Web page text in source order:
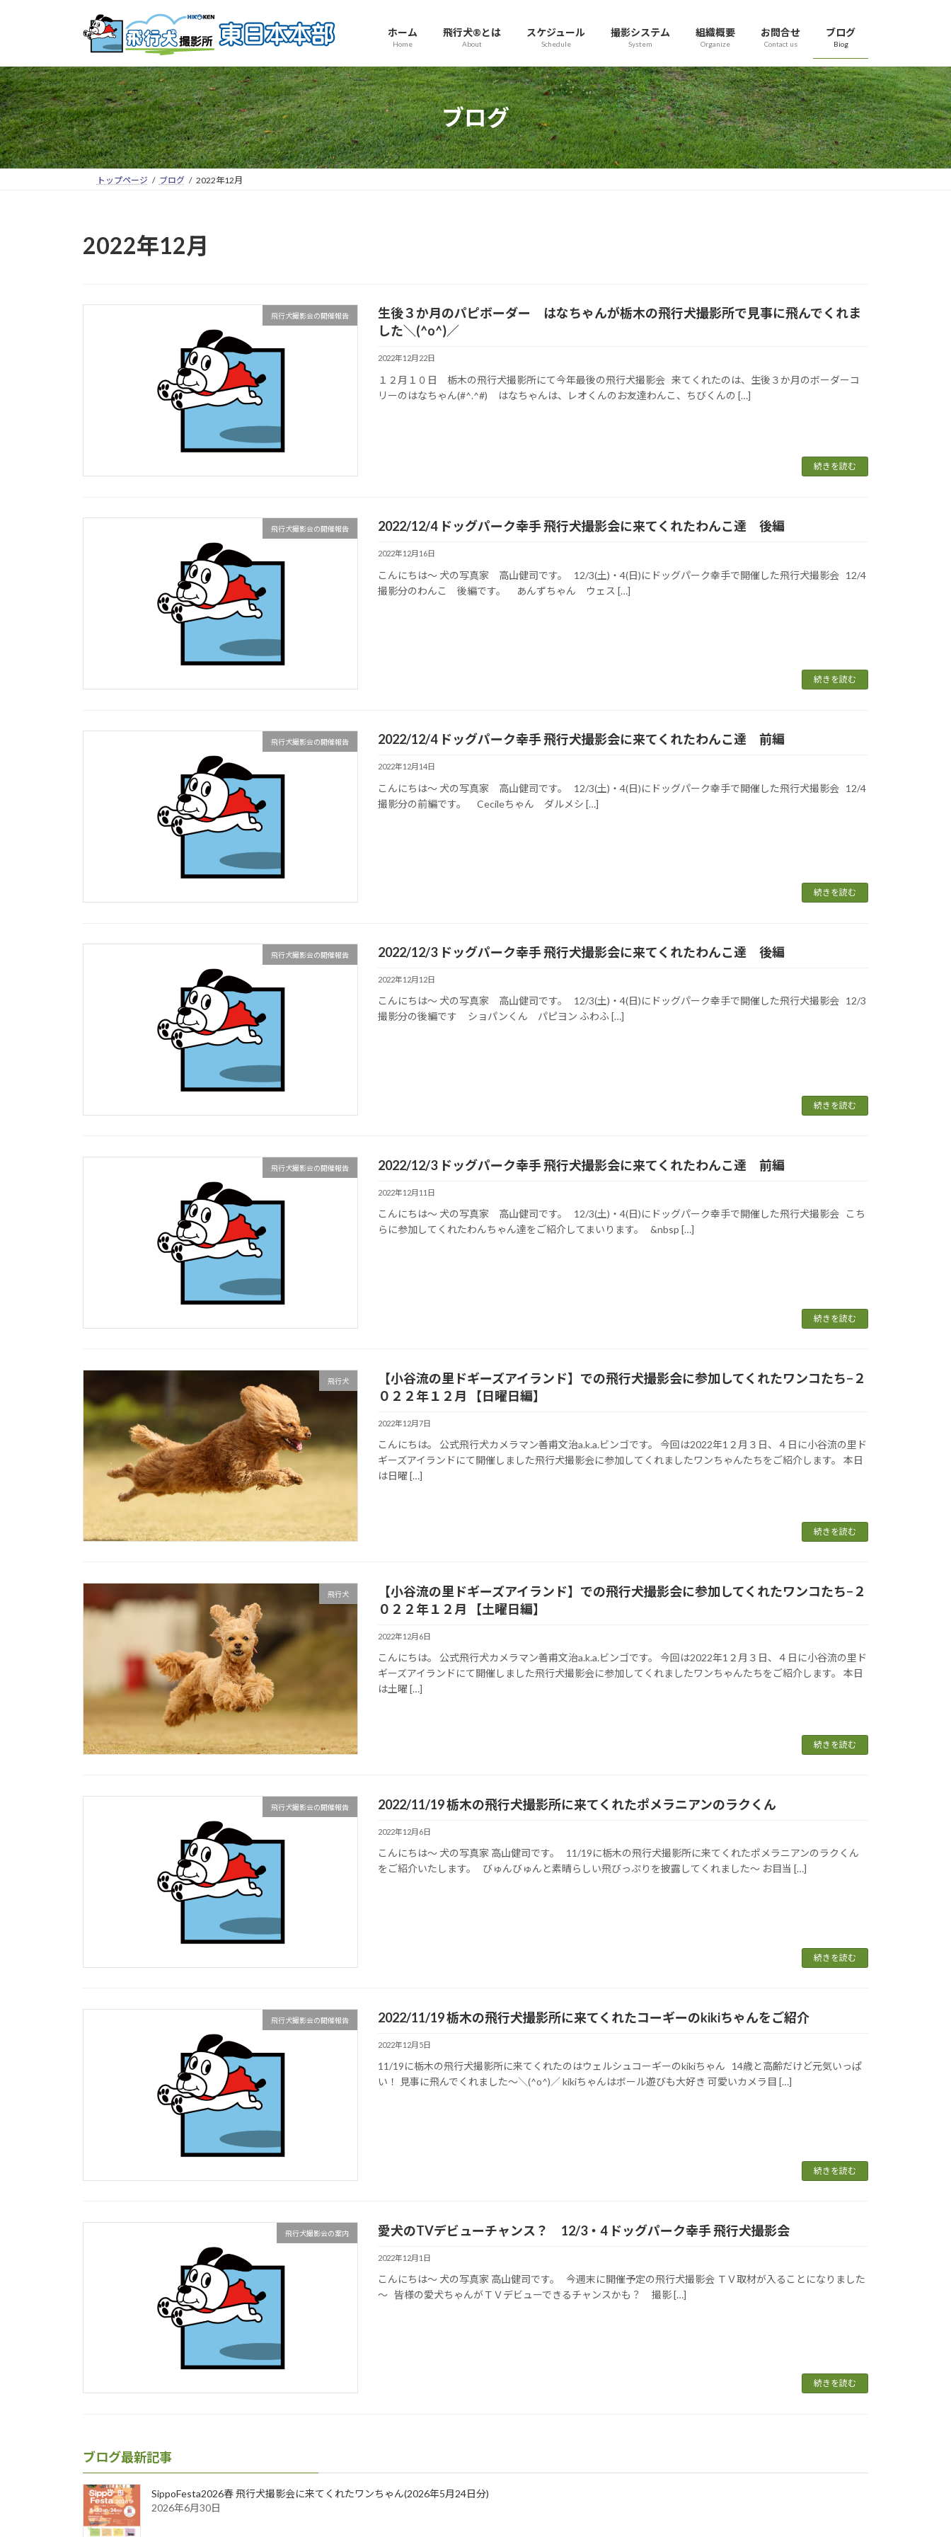
ホーム
Home
飛行犬®とは
About
スケジュール
Schedule
撮影システム
System
組織概要
Organize
お問合せ
Contact us
ブログ
Biog
ブログ
トップページ ブログ 2022年12月
2022年12月
飛行犬撮影会の開催報告
生後３か月のパピボーダー はなちゃんが栃木の飛行犬撮影所で見事に飛んでくれま
した＼(^o^)／
2022年12月22日
１２月１０日 栃木の飛行犬撮影所にて今年最後の飛行犬撮影会 来てくれたのは、生後３か月のボーダーコ
リーのはなちゃん(#^.^#) はなちゃんは、レオくんのお友達わんこ、ちびくんの […]
続きを読む
飛行犬撮影会の開催報告 2022/12/4 ドッグパーク幸手 飛行犬撮影会に来てくれたわんこ達 後編
2022年12月16日
こんにちは～ 犬の写真家 高山健司です。 12/3(土)・4(日)にドッグパーク幸手で開催した飛行犬撮影会 12/4
撮影分のわんこ 後編です。 あんずちゃん ウェス […]
続きを読む
飛行犬撮影会の開催報告 2022/12/4 ドッグパーク幸手 飛行犬撮影会に来てくれたわんこ達 前編
2022年12月14日
こんにちは～ 犬の写真家 高山健司です。 12/3(土)・4(日)にドッグパーク幸手で開催した飛行犬撮影会 12/4
撮影分の前編です。 Cecileちゃん ダルメシ […]
続きを読む
飛行犬撮影会の開催報告 2022/12/3 ドッグパーク幸手 飛行犬撮影会に来てくれたわんこ達 後編
2022年12月12日
こんにちは～ 犬の写真家 高山健司です。 12/3(土)・4(日)にドッグパーク幸手で開催した飛行犬撮影会 12/3
撮影分の後編です ショパンくん パピヨン ふわふ […]
続きを読む
飛行犬撮影会の開催報告 2022/12/3 ドッグパーク幸手 飛行犬撮影会に来てくれたわんこ達 前編
2022年12月11日
こんにちは～ 犬の写真家 高山健司です。 12/3(土)・4(日)にドッグパーク幸手で開催した飛行犬撮影会 こち
らに参加してくれたわんちゃん達をご紹介してまいります。 &nbsp […]
続きを読む
飛行犬
【小谷流の里ドギーズアイランド】での飛行犬撮影会に参加してくれたワンコたち−２
０２２年１２月 【日曜日編】
2022年12月7日
こんにちは。 公式飛行犬カメラマン善甫文治a.k.a.ビンゴです。 今回は2022年1２月３日、４日に小谷流の里ド
ギーズアイランドにて開催しました飛行犬撮影会に参加してくれましたワンちゃんたちをご紹介します。 本日
は日曜 […]
続きを読む
飛行犬
【小谷流の里ドギーズアイランド】での飛行犬撮影会に参加してくれたワンコたち−２
０２２年１２月 【土曜日編】
2022年12月6日
こんにちは。 公式飛行犬カメラマン善甫文治a.k.a.ビンゴです。 今回は2022年1２月３日、４日に小谷流の里ド
ギーズアイランドにて開催しました飛行犬撮影会に参加してくれましたワンちゃんたちをご紹介します。 本日
は土曜 […]
続きを読む
飛行犬撮影会の開催報告 2022/11/19 栃木の飛行犬撮影所に来てくれたポメラニアンのラクくん
2022年12月6日
こんにちは～ 犬の写真家 高山健司です。 11/19に栃木の飛行犬撮影所に来てくれたポメラニアンのラクくん
をご紹介いたします。 びゅんびゅんと素晴らしい飛びっぷりを披露してくれました～ お目当 […]
続きを読む
飛行犬撮影会の開催報告 2022/11/19 栃木の飛行犬撮影所に来てくれたコーギーのkikiちゃんをご紹介
2022年12月5日
11/19に栃木の飛行犬撮影所に来てくれたのはウェルシュコーギーのkikiちゃん 14歳と高齢だけど元気いっぱ
い！ 見事に飛んでくれました～＼(^o^)／ kikiちゃんはボール遊びも大好き 可愛いカメラ目 […]
続きを読む
飛行犬撮影会の案内 愛犬のTVデビューチャンス？ 12/3・4 ドッグパーク幸手 飛行犬撮影会
2022年12月1日
こんにちは～ 犬の写真家 高山健司です。 今週末に開催予定の飛行犬撮影会 ＴＶ取材が入ることになりました
～ 皆様の愛犬ちゃんがＴＶデビューできるチャンスかも？ 撮影 […]
続きを読む
ブログ最新記事
SippoFesta2026春 飛行犬撮影会に来てくれたワンちゃん(2026年5月24日分)
2026年6月30日